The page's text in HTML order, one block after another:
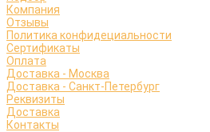
Компания
Отзывы
Политика конфидециальности
Сертификаты
Оплата
Доставка - Москва
Доставка - Санкт-Петербург
Реквизиты
Доставка
Контакты